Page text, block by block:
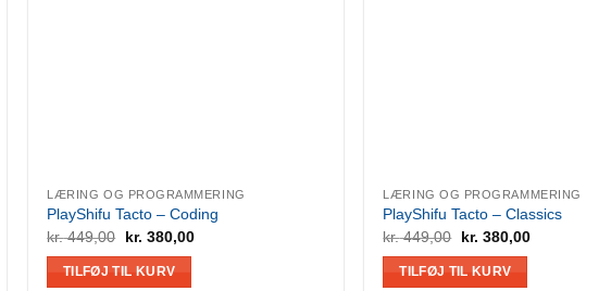
LÆRING OG PROGRAMMERING
PlayShifu Tacto – Coding
kr.449,00
Den
pris
var:
kr. 380,00Den
TILFØJ TIL KURV
LÆRING OG PROGRAMMERING
PlayShifu Tacto – Classics
kr.449,00
Den
pris
var:
kr. 380,00Den
TILFØJ TIL KURV